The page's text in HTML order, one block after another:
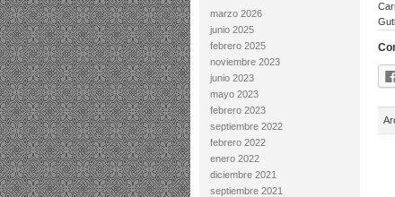
marzo 2026
junio 2025
febrero 2025
noviembre 2023
junio 2023
mayo 2023
febrero 2023
septiembre 2022
febrero 2022
enero 2022
diciembre 2021
septiembre 2021